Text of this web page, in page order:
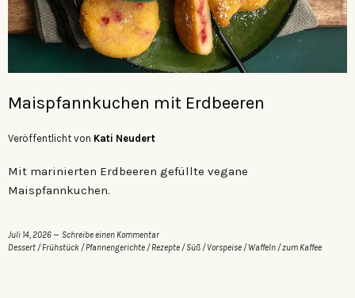
Maispfannkuchen mit Erdbeeren
Veröffentlicht von Kati Neudert
Mit marinierten Erdbeeren gefüllte vegane
Maispfannkuchen.
Juli 14, 2026
Schreibe einen Kommentar
Dessert / Frühstück / Pfannengerichte / Rezepte / Süß / Vorspeise /Waffeln /zum Kaffee